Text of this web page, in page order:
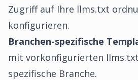
Zugriff auf Ihre llms.txt
konfigurieren.
Branchen-spezifische
mit vorkonfigurierten
spezifische Branche.